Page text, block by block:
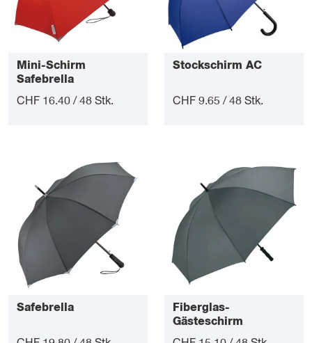
Mini-Schirm
Safebrella
CHF 16.40 / 48 Stk.
Stockschirm AC
CHF 9.65 / 48 Stk.
Safebrella
Fiberglas-
Gästeschirm